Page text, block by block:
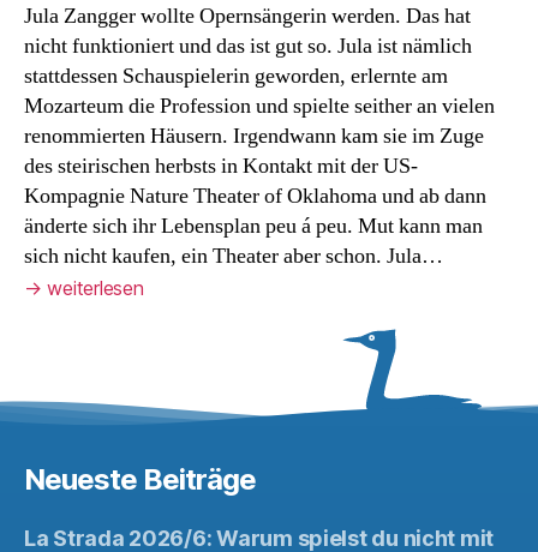
Jula Zangger wollte Opernsängerin werden. Das hat
nicht funktioniert und das ist gut so. Jula ist nämlich
stattdessen Schauspielerin geworden, erlernte am
Mozarteum die Profession und spielte seither an vielen
renommierten Häusern. Irgendwann kam sie im Zuge
des steirischen herbsts in Kontakt mit der US-
Kompagnie Nature Theater of Oklahoma und ab dann
änderte sich ihr Lebensplan peu á peu. Mut kann man
sich nicht kaufen, ein Theater aber schon. Jula…
→ weiterlesen
Neueste Beiträge
La Strada 2026/6: Warum spielst du nicht mit